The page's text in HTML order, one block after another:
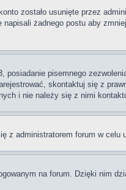
zostało usunięte przez
żadnego postu aby
pisemnego
skontaktuj się z
i nie należy się z nimi
z administratorem forum w celu
na forum. Dzięki nim